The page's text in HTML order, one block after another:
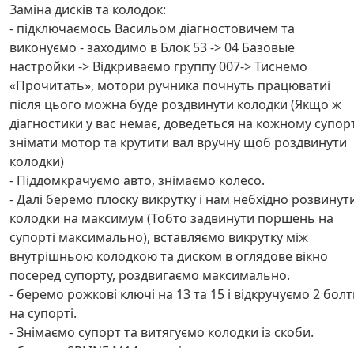
Заміна дисків та колодок:
- підключаємось Васильом діагностовичем та
виконуємо - заходимо в Блок 53 -> 04 Базовые
настройки -> Відкриваємо группу 007-> Тиснемо
«Прочитать», мотори ручника почнуть працюватиі
після цього можна буде роздвинути колодки (Якщо ж
діагностики у вас немає, доведеться на кожному
знімати мотор та крутити вал вручну щоб роздвинути
колодки)
- Піддомкрачуємо авто, знімаємо колесо.
- Далі беремо плоску викрутку і нам небхідно
колодки на максимум (Тобто задвинути поршень на
супорті максимально), вставляємо викрутку між
внутрішньою колодкою та диском в оглядове вікно
посеред супорту, роздвигаємо максимально.
- беремо рожкові ключі на 13 та 15 і відкручуємо 2
на супорті.
- Знімаємо супорт та витягуємо колодки із скоби.